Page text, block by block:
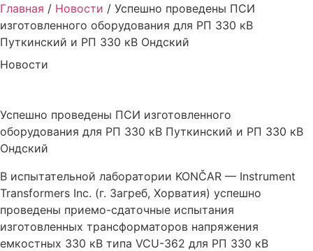
Главная / Новости / Успешно проведены ПСИ
изготовленного оборудования для РП 330 кВ
Путкинский и РП 330 кВ Ондский
Новости
Успешно проведены ПСИ изготовленного
оборудования для РП 330 кВ Путкинский и РП 330 кВ
Ондский
В испытательной лаборатории KONČAR — Instrument
Transformers Inc. (г. Загреб, Хорватия) успешно
проведены приемо-сдаточные испытания
изготовленных трансформаторов напряжения
емкостных 330 кВ типа VCU-362 для РП 330 кВ